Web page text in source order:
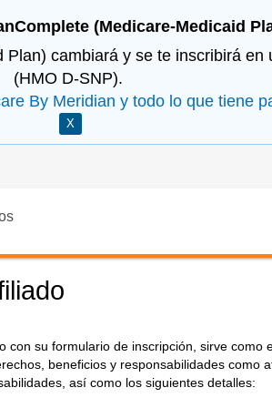
(Medicare-Medicaid
cambiará y se te inscribirá
(HMO D-SNP).
By Meridian y todo lo que tiene
X
con su formulario de inscripción, sirve
beneficios y responsabilidades como
así como los siguientes detalles: